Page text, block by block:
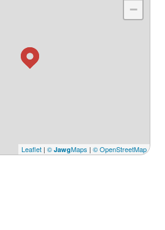
−
Leaflet | © JawgMaps | © OpenStreetMap